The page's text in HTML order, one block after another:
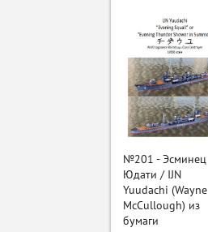
№201 - Эсминец
Юдати / IJN
Yuudachi (Wayne
McCullough) из
бумаги